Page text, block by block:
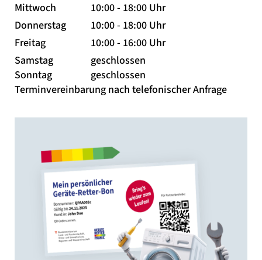
Mittwoch
10:00 - 18:00 Uhr
Donnerstag
10:00 - 18:00 Uhr
Freitag
10:00 - 16:00 Uhr
Samstag
geschlossen
Sonntag
geschlossen
Terminvereinbarung nach telefonischer Anfrage